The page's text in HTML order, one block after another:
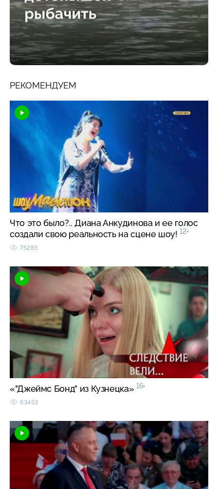
РЕКОМЕНДУЕМ
Что это было?.. Диана Анкудинова и ее голос
создали свою реальность на сцене шоу! 12+
75283
«"Джеймс Бонд" из Кузнецка» 16+
63453